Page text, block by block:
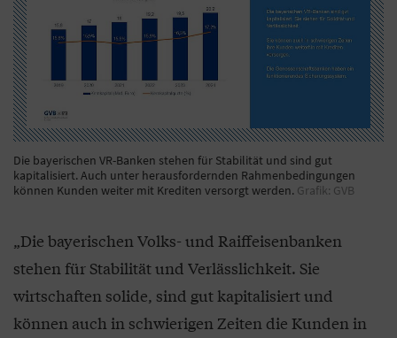
Die bayerischen VR-Banken stehen für Stabilität und sind gut
kapitalisiert. Auch unter herausfordernden Rahmenbedingungen
können Kunden weiter mit Krediten versorgt werden. Grafik: GVB
„Die bayerischen Volks- und Raiffeisenbanken
stehen für Stabilität und Verlässlichkeit. Sie
wirtschaften solide, sind gut kapitalisiert und
können auch in schwierigen Zeiten die Kunden in